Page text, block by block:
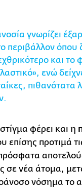
γνωρίζει
περιβάλλον όπου
και το
ενώ
πιθανότατα
φέρει και η
επίσης προτιμά
σε νέα άτομα,
νόσημα το